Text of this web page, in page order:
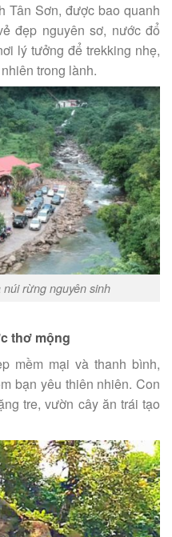
Tân Sơn, được bao quanh
đẹp nguyên sơ, nước đổ
lý tưởng để trekking nhẹ,
trong lành.
rừng nguyên sinh
thơ mộng
mềm mại và thanh bình,
bạn yêu thiên nhiên. Con
tre, vườn cây ăn trái tạo